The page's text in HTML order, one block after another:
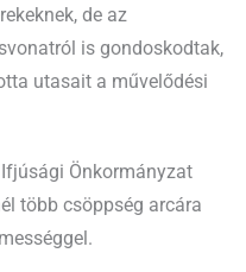
de az
is gondoskodtak,
utasait a művelődési
Önkormányzat
több csöppség arcára